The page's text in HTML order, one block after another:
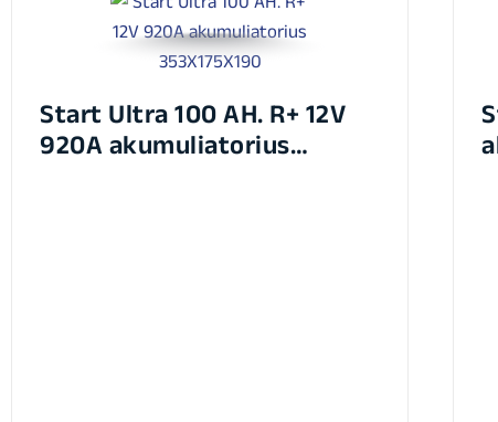
Start Ultra 100 AH. R+ 12V
920A akumuliatorius